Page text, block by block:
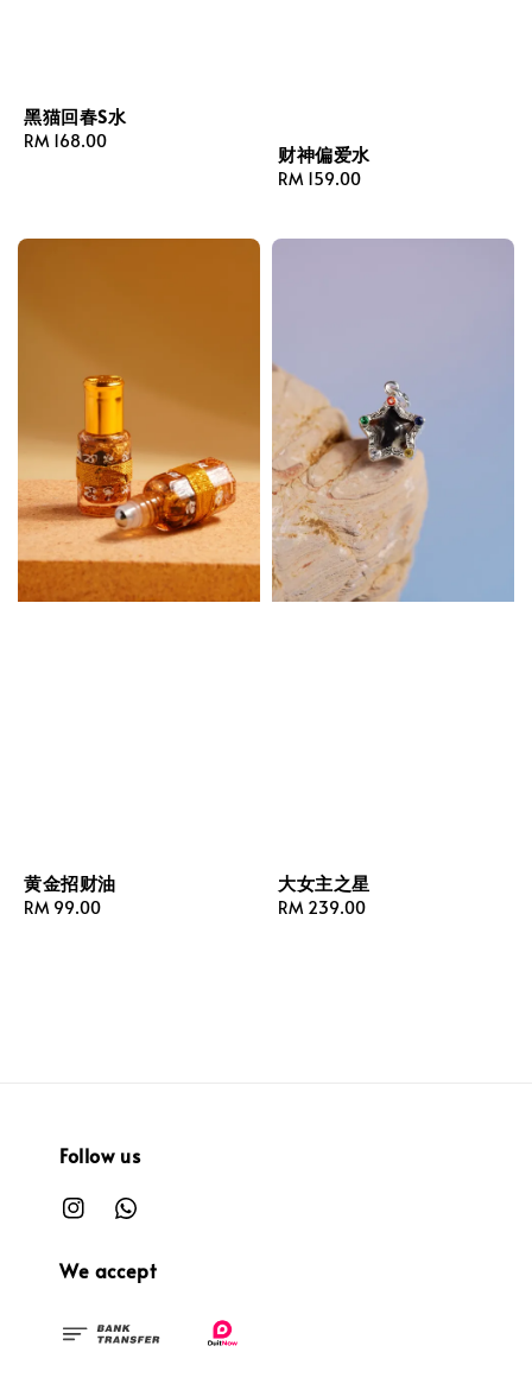
黑猫回春S水
Regular
RM 168.00
财神偏爱水
Regular
RM 159.00
黄金招财油
Regular
RM 99.00
大女主之星
Regular
RM 239.00
Follow us
We accept